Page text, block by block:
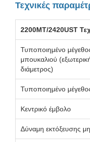
Τεχνικές
2200MT/2420UST
Τυποποιημένο
μπουκαλιού
διάμετρος)
Τυποποιημένο
Κεντρικό έμβολο
Δύναμη εκτόξευσης